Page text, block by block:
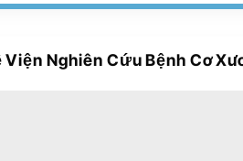
Nghiên Cứu Bệnh Cơ